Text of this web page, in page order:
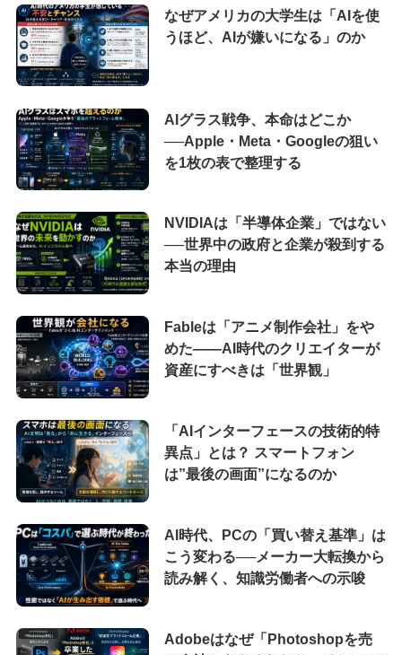
なぜアメリカの大学生は「AIを使
うほど、AIが嫌いになる」のか
AIグラス戦争、本命はどこか
──Apple・Meta・Googleの狙い
を1枚の表で整理する
NVIDIAは「半導体企業」ではない
──世界中の政府と企業が殺到する
本当の理由
Fableは「アニメ制作会社」をや
めた――AI時代のクリエイターが
資産にすべきは「世界観」
「AIインターフェースの技術的特
異点」とは？ スマートフォン
は”最後の画面”になるのか
AI時代、PCの「買い替え基準」は
こう変わる──メーカー大転換から
読み解く、知識労働者への示唆
Adobeはなぜ「Photoshopを売